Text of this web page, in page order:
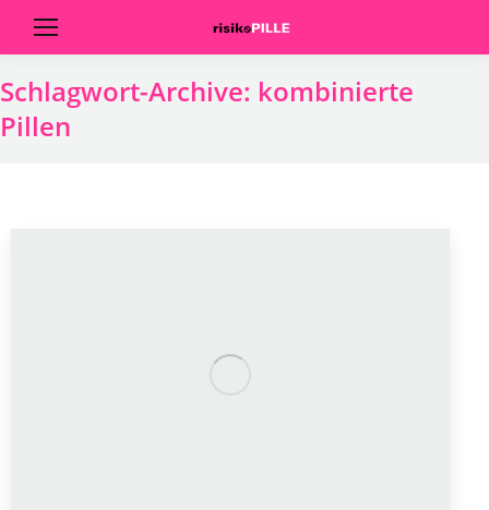
Schlagwort-Archive: kombinierte
Pillen